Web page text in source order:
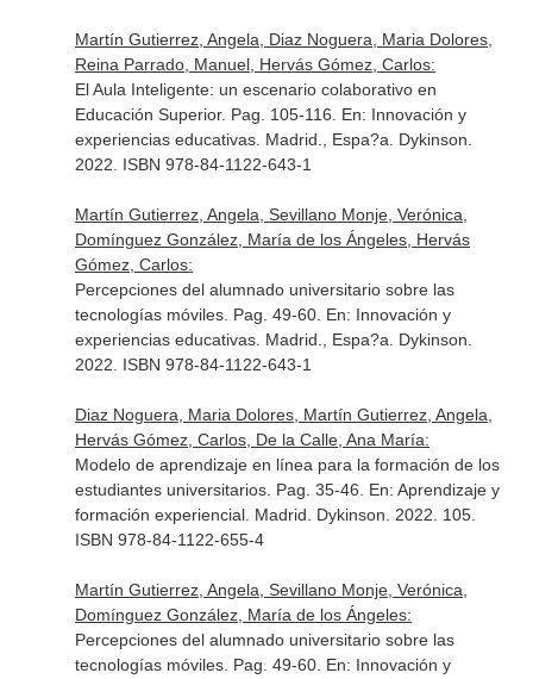
Martín Gutierrez, Angela, Diaz Noguera, Maria Dolores,
Reina Parrado, Manuel, Hervás Gómez, Carlos:
El Aula Inteligente: un escenario colaborativo en
Educación Superior. Pag. 105-116. En: Innovación y
experiencias educativas. Madrid., Espa?a. Dykinson.
2022. ISBN 978-84-1122-643-1
Martín Gutierrez, Angela, Sevillano Monje, Verónica,
Domínguez González, María de los Ángeles, Hervás
Gómez, Carlos:
Percepciones del alumnado universitario sobre las
tecnologías móviles. Pag. 49-60. En: Innovación y
experiencias educativas. Madrid., Espa?a. Dykinson.
2022. ISBN 978-84-1122-643-1
Diaz Noguera, Maria Dolores, Martín Gutierrez, Angela,
Hervás Gómez, Carlos, De la Calle, Ana María:
Modelo de aprendizaje en línea para la formación de los
estudiantes universitarios. Pag. 35-46. En: Aprendizaje y
formación experiencial. Madrid. Dykinson. 2022. 105.
ISBN 978-84-1122-655-4
Martín Gutierrez, Angela, Sevillano Monje, Verónica,
Domínguez González, María de los Ángeles:
Percepciones del alumnado universitario sobre las
tecnologías móviles. Pag. 49-60. En: Innovación y